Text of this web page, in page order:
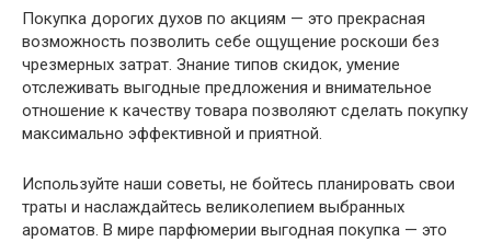
Покупка дорогих духов по акциям — это прекрасная
возможность позволить себе ощущение роскоши без
чрезмерных затрат. Знание типов скидок, умение
отслеживать выгодные предложения и внимательное
отношение к качеству товара позволяют сделать покупку
максимально эффективной и приятной.
Используйте наши советы, не бойтесь планировать свои
траты и наслаждайтесь великолепием выбранных
ароматов. В мире парфюмерии выгодная покупка — это